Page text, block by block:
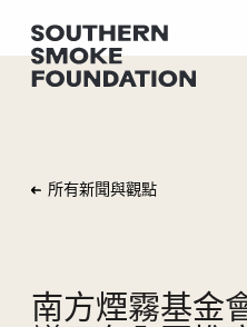
所有新聞與觀點
南方煙霧基金